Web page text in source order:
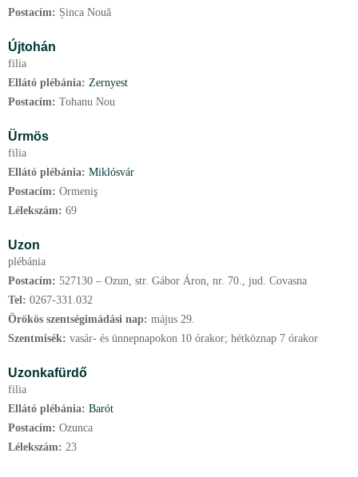
Postacím: Șinca Nouă
Újtohán
filia
Ellátó plébánia: Zernyest
Postacím: Tohanu Nou
Ürmös
filia
Ellátó plébánia: Miklósvár
Postacím: Ormeniş
Lélekszám: 69
Uzon
plébánia
Postacím: 527130 – Ozun, str. Gábor Áron, nr. 70., jud. Covasna
Tel: 0267-331.032
Örökös szentségimádási nap: május 29.
Szentmisék: vasár- és ünnepnapokon 10 órakor; hétköznap 7 órakor
Uzonkafürdő
filia
Ellátó plébánia: Barót
Postacím: Ozunca
Lélekszám: 23